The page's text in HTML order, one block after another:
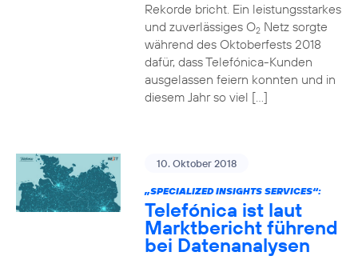
Rekorde bricht. Ein leistungsstarkes
und zuverlässiges O2Netz sorgte
während des Oktoberfests 2018
dafür, dass Telefónica-Kunden
ausgelassen feiern konnten und in
diesem Jahr so viel […]
10. Oktober 2018
„SPECIALIZED INSIGHTS SERVICES“:
Telefónica ist laut
Marktbericht führend
bei Datenanalysen